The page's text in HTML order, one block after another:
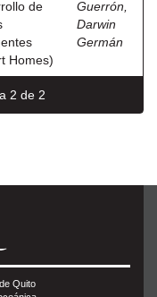
de
Homes)
Guerrón,
Darwin
Germán
2 de 2
Quito